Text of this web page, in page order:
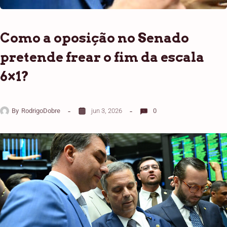
Como a oposição no Senado
pretende frear o fim da escala
6×1?
By RodrigoDobre jun 3, 2026 0